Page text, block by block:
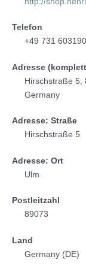
Telefon
+49 731
Adresse
Hirschstraße 5,
Germany
Adresse: Straße
Hirschstraße 5
Adresse: Ort
Ulm
Postleitzahl
89073
Land
Germany (DE)